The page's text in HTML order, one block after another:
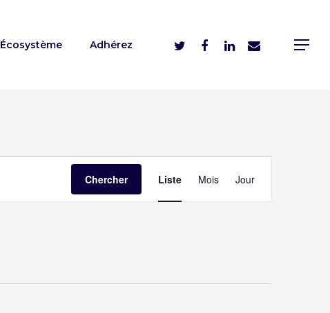
Écosystème Adhérez
Chercher de
vues
Liste Mois Jour